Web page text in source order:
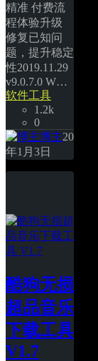
精准 付费流
程体验升级
修复已知问
题，提升稳定
性2019.11.29
v9.0.7.0 W…
软件工具
1.2k
0
博主20
年1月3日
酷狗无损
超品音乐
下载工具
V1.7